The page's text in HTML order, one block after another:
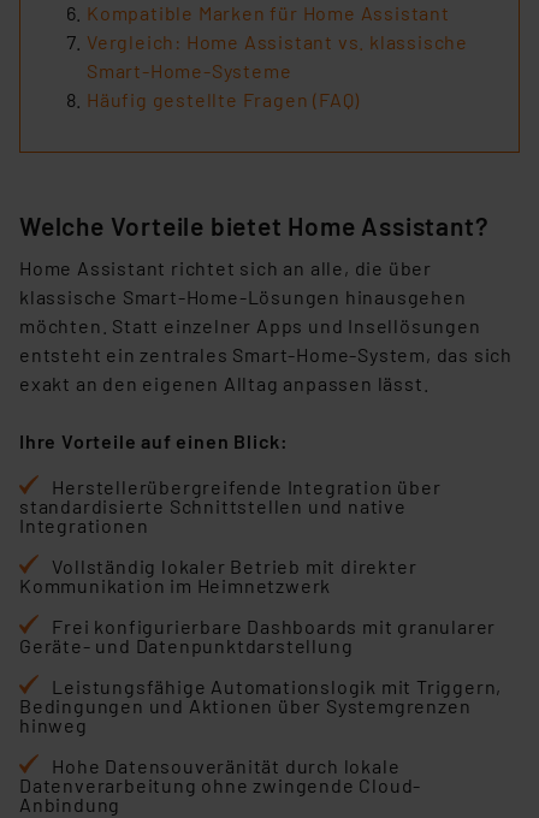
Kompatible Marken für Home Assistant
Vergleich: Home Assistant vs. klassische
Smart-Home-Systeme
Häufig gestellte Fragen (FAQ)
Welche Vorteile bietet Home Assistant?
Home Assistant richtet sich an alle, die über
klassische Smart-Home-Lösungen hinausgehen
möchten. Statt einzelner Apps und Insellösungen
entsteht ein zentrales Smart-Home-System, das sich
exakt an den eigenen Alltag anpassen lässt.
Ihre Vorteile auf einen Blick:
Herstellerübergreifende Integration über
standardisierte Schnittstellen und native
Integrationen
Vollständig lokaler Betrieb mit direkter
Kommunikation im Heimnetzwerk
Frei konfigurierbare Dashboards mit granularer
Geräte- und Datenpunktdarstellung
Leistungsfähige Automationslogik mit Triggern,
Bedingungen und Aktionen über Systemgrenzen
hinweg
Hohe Datensouveränität durch lokale
Datenverarbeitung ohne zwingende Cloud-
Anbindung